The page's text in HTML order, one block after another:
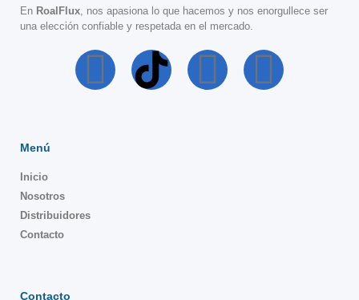
En RoalFlux, nos apasiona lo que hacemos y nos enorgullece ser
una elección confiable y respetada en el mercado.
Menú
Inicio
Nosotros
Distribuidores
Contacto
Contacto